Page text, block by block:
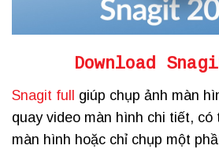
Download
Snagit full
giúp chụp ảnh màn
quay video màn hình chi tiết, có
màn hình hoặc chỉ chụp một